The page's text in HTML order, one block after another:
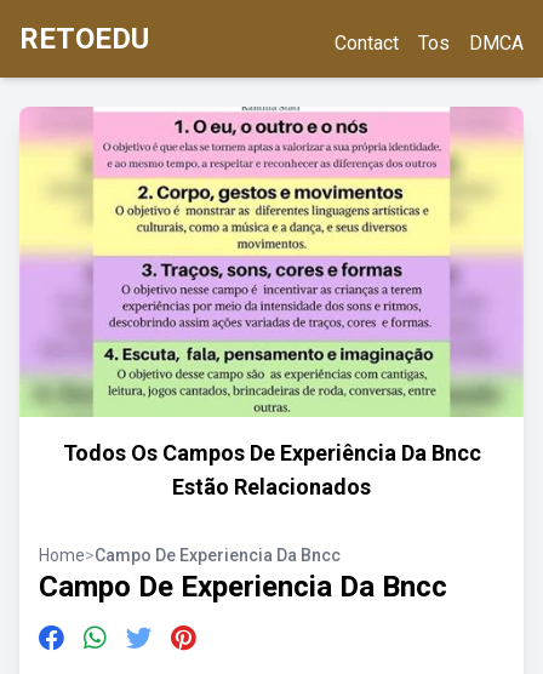
RETOEDU Contact Tos DMCA
Todos Os Campos De Experiência Da Bncc
Estão Relacionados
Home>Campo De Experiencia Da Bncc
Campo De Experiencia Da Bncc